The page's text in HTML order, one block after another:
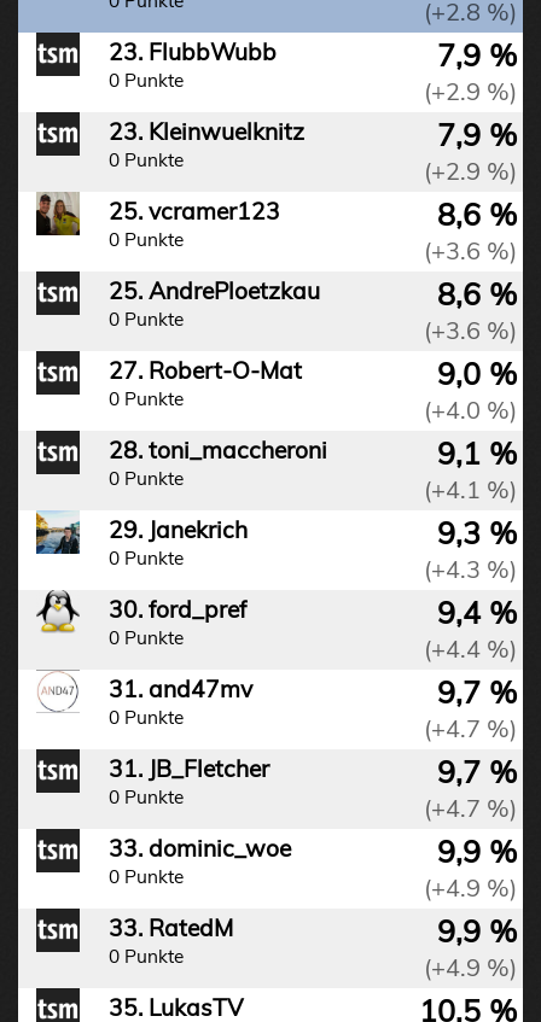
(+2.8 %)
23. FlubbWubb
0 Punkte
7,9 %
(+2.9 %)
23. Kleinwuelknitz
0 Punkte
7,9 %
(+2.9 %)
25. vcramer123
0 Punkte
8,6 %
(+3.6 %)
25. AndrePloetzkau
0 Punkte
8,6 %
(+3.6 %)
27. Robert-O-Mat
0 Punkte
9,0 %
(+4.0 %)
28. toni_maccheroni
0 Punkte
9,1 %
(+4.1 %)
29. Janekrich
0 Punkte
9,3 %
(+4.3 %)
30. ford_pref
0 Punkte
9,4 %
(+4.4 %)
31. and47mv
0 Punkte
9,7 %
(+4.7 %)
31. JB_Fletcher
0 Punkte
9,7 %
(+4.7 %)
33. dominic_woe
0 Punkte
9,9 %
(+4.9 %)
33. RatedM
0 Punkte
9,9 %
(+4.9 %)
35. LukasTV 10,5 %